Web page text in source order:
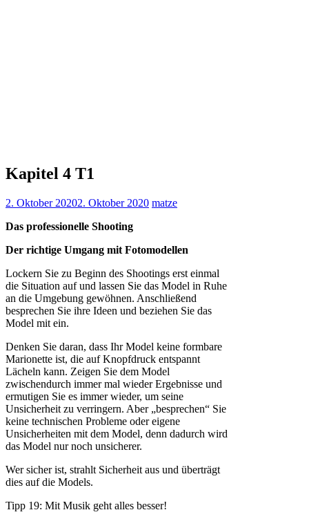
Kapitel 4 T1
2. Oktober 20202. Oktober 2020 matze
Das professionelle Shooting
Der richtige Umgang mit Fotomodellen
Lockern Sie zu Beginn des Shootings erst einmal
die Situation auf und lassen Sie das Model in Ruhe
an die Umgebung gewöhnen. Anschließend
besprechen Sie ihre Ideen und beziehen Sie das
Model mit ein.
Denken Sie daran, dass Ihr Model keine formbare
Marionette ist, die auf Knopfdruck entspannt
Lächeln kann. Zeigen Sie dem Model
zwischendurch immer mal wieder Ergebnisse und
ermutigen Sie es immer wieder, um seine
Unsicherheit zu verringern. Aber „besprechen“ Sie
keine technischen Probleme oder eigene
Unsicherheiten mit dem Model, denn dadurch wird
das Model nur noch unsicherer.
Wer sicher ist, strahlt Sicherheit aus und überträgt
dies auf die Models.
Tipp 19: Mit Musik geht alles besser!